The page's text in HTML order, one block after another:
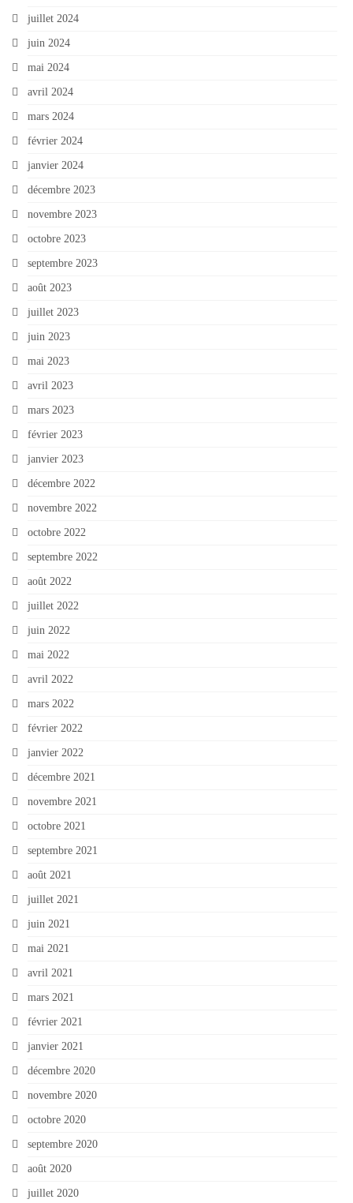
juillet 2024
juin 2024
mai 2024
avril 2024
mars 2024
février 2024
janvier 2024
décembre 2023
novembre 2023
octobre 2023
septembre 2023
août 2023
juillet 2023
juin 2023
mai 2023
avril 2023
mars 2023
février 2023
janvier 2023
décembre 2022
novembre 2022
octobre 2022
septembre 2022
août 2022
juillet 2022
juin 2022
mai 2022
avril 2022
mars 2022
février 2022
janvier 2022
décembre 2021
novembre 2021
octobre 2021
septembre 2021
août 2021
juillet 2021
juin 2021
mai 2021
avril 2021
mars 2021
février 2021
janvier 2021
décembre 2020
novembre 2020
octobre 2020
septembre 2020
août 2020
juillet 2020